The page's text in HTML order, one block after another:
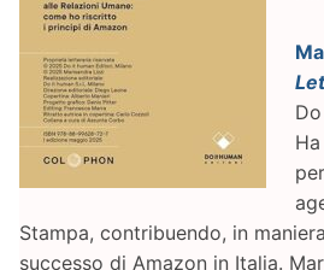
Stampa, contribuendo, in
successo di Amazon in Italia.